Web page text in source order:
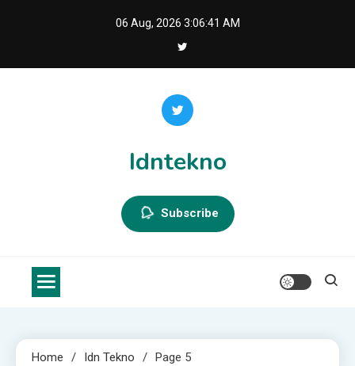
06 Aug, 2026 3:06:41 AM
Idntekno
Subscribe
Home Idn Tekno Page 5